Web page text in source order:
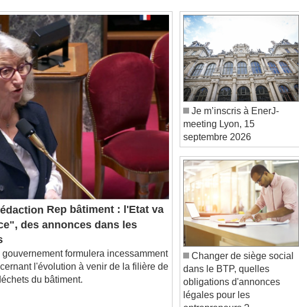
Rep bâtiment : l'Etat va
des annonces dans les
formulera incessamment
l'évolution à venir de la filière de
du bâtiment.
Je m’inscris à EnerJ-
meeting Lyon, 15
septembre 2026
Changer de siège social
dans le BTP, quelles
obligations d'annonces
légales pour les
entrepreneurs ?